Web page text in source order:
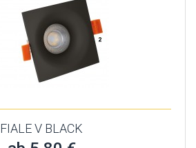
FIALE V BLACK